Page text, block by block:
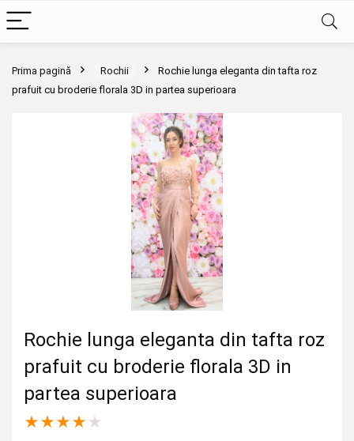
Prima pagină Rochii
Rochie lunga eleganta din tafta roz
prafuit cu broderie florala 3D in partea superioara
Rochie lunga eleganta din tafta roz
prafuit cu broderie florala 3D in
partea superioara
★★★★ ★